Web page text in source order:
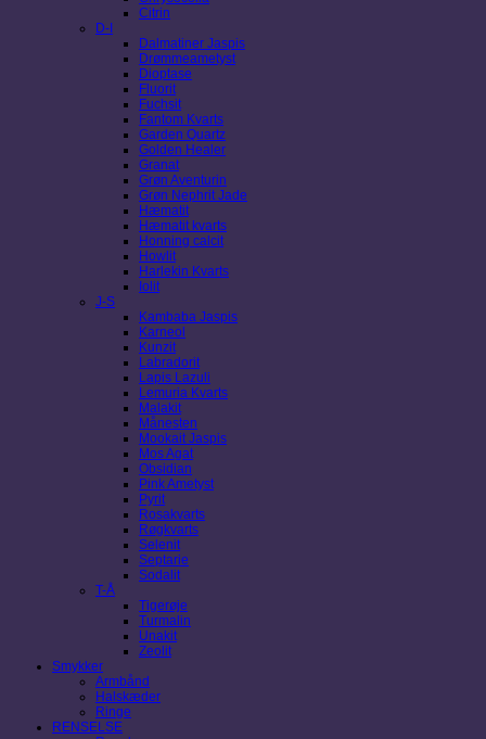
Citrin
D-I
Dalmatiner Jaspis
Drømmeametyst
Dioptase
Fluorit
Fuchsit
Fantom Kvarts
Garden Quartz
Golden Healer
Granat
Grøn Aventurin
Grøn Nephrit Jade
Hæmatit
Hæmatit kvarts
Honning calcit
Howlit
Harlekin Kvarts
Iolit
J-S
Kambaba Jaspis
Karneol
Kunzit
Labradorit
Lapis Lazuli
Lemuria Kvarts
Malakit
Månesten
Mookait Jaspis
Mos Agat
Obsidian
Pink Ametyst
Pyrit
Rosakvarts
Røgkvarts
Selenit
Septarie
Sodalit
T-Å
Tigerøje
Turmalin
Unakit
Zeolit
Smykker
Armbånd
Halskæder
Ringe
RENSELSE